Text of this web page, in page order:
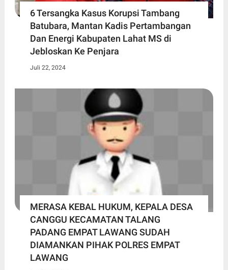
6 Tersangka Kasus Korupsi Tambang
Batubara, Mantan Kadis Pertambangan
Dan Energi Kabupaten Lahat MS di
Jebloskan Ke Penjara
Juli 22, 2024
MERASA KEBAL HUKUM, KEPALA DESA
CANGGU KECAMATAN TALANG
PADANG EMPAT LAWANG SUDAH
DIAMANKAN PIHAK POLRES EMPAT
LAWANG